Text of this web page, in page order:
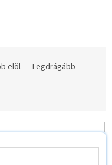
elöl
Legdrágább